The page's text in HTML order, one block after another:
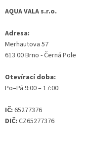
AQUA VALA s.r.o.
Adresa:
Merhautova 57
613 00 Brno - Černá Pole
Otevírací doba:
Po–Pá 9:00 – 17:00
IČ: 65277376
DIČ: CZ65277376